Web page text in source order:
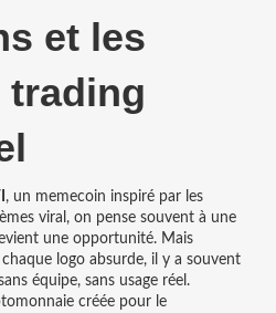
et les
trading
, un memecoin inspiré par les
viral , on pense souvent à une
une opportunité. Mais
logo absurde, il y a souvent
équipe, sans usage réel.
créée pour le